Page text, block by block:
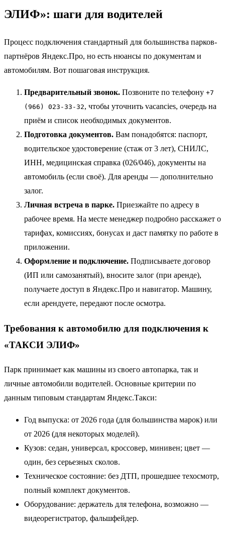
ЭЛИФ»: шаги для водителей
Процесс подключения стандартный для большинства парков-
партнёров Яндекс.Про, но есть нюансы по документам и
автомобилям. Вот пошаговая инструкция.
Предварительный звонок. Позвоните по телефону +7
(966) 023-33-32, чтобы уточнить vacancies, очередь на
приём и список необходимых документов.
Подготовка документов. Вам понадобятся: паспорт,
водительское удостоверение (стаж от 3 лет), СНИЛС,
ИНН, медицинская справка (026/046), документы на
автомобиль (если своё). Для аренды — дополнительно
залог.
Личная встреча в парке. Приезжайте по адресу в
рабочее время. На месте менеджер подробно расскажет о
тарифах, комиссиях, бонусах и даст памятку по работе в
приложении.
Оформление и подключение. Подписываете договор
(ИП или самозанятый), вносите залог (при аренде),
получаете доступ в Яндекс.Про и навигатор. Машину,
если арендуете, передают после осмотра.
Требования к автомобилю для подключения к
«ТАКСИ ЭЛИФ»
Парк принимает как машины из своего автопарка, так и
личные автомобили водителей. Основные критерии по
данным типовым стандартам Яндекс.Такси:
Год выпуска: от 2026 года (для большинства марок) или
от 2026 (для некоторых моделей).
Кузов: седан, универсал, кроссовер, минивен; цвет —
один, без серьезных сколов.
Техническое состояние: без ДТП, прошедшее техосмотр,
полный комплект документов.
Оборудование: держатель для телефона, возможно —
видеорегистратор, фальшфейдер.